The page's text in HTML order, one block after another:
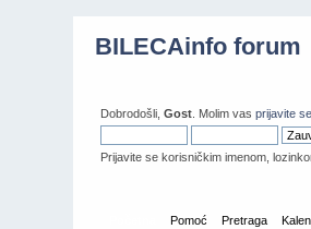
BILECAinfo forum
Dobrodošli,Gost . Molim vasprijavite se
Prijavite se korisničkim imenom,
Pomoć Pretraga